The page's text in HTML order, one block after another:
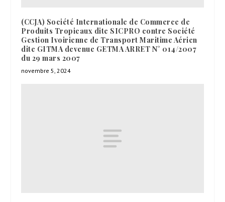
(CCJA) Société Internationale de Commerce de
Produits Tropicaux dite SICPRO contre Société
Gestion Ivoirienne de Transport Maritime Aérien
dite GITMA devenue GETMA ARRET N° 014/2007
du 29 mars 2007
novembre 5, 2024